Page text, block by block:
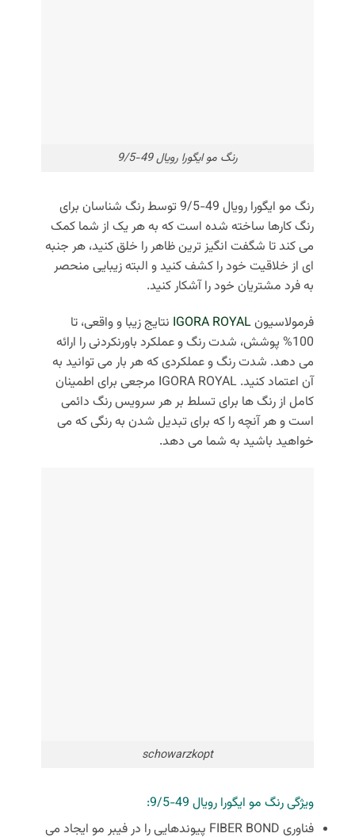
رنگ مو ایگورا رویال 49-9/5
رنگ مو ایگورا رویال 49-9/5 توسط رنگ‌ شناسان برای
رنگ‌ کارها ساخته شده است که به هر یک از شما کمک
می‌ کند تا شگفت‌ انگیز ترین ظاهر را خلق کنید، هر جنبه‌
ای از خلاقیت خود را کشف کنید و البته زیبایی منحصر
به فرد مشتریان خود را آشکار کنید.
فرمولاسیونIGORA ROYAL نتایج زیبا و واقعی، تا
100% پوشش، شدت رنگ و عملکرد باورنکردنی را ارائه
می دهد. شدت رنگ و عملکردی که هر بار می توانید به
آن اعتماد کنید.
IGORA ROYAL مرجعی برای اطمینان
کامل از رنگ ها برای تسلط بر هر سرویس رنگ دائمی
است و هر آنچه را که برای تبدیل شدن به رنگی که می
خواهید باشید به شما می دهد.
schowarzkopt
ویژگی رنگ مو ایگورا رویال 49-9/5:
فناوری FIBER BOND پیوندهایی را در فیبر مو ایجاد می